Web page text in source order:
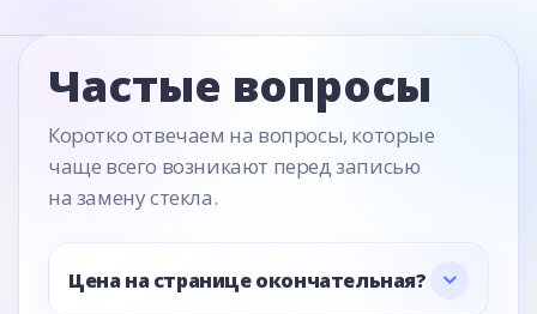
Частые вопросы
Коротко отвечаем на вопросы, которые
чаще всего возникают перед записью
на замену стекла.
Цена на странице окончательная?